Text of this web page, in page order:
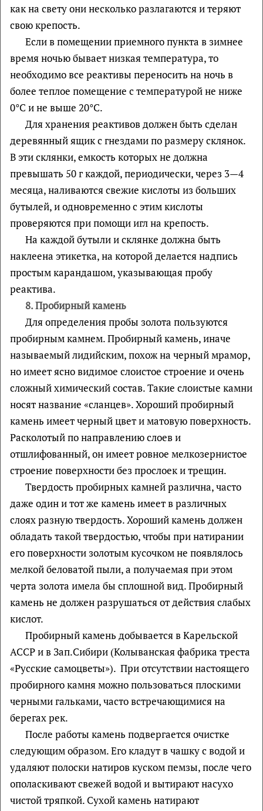
как на свету они несколько разлагаются и теряют
свою крепость.
Если в помещении приемного пункта в зимнее
время ночью бывает низкая температура, то
необходимо все реактивы переносить на ночь в
более теплое помещение с температурой не ниже
0°С и не выше 20°С.
Для хранения реактивов должен быть сделан
деревянный ящик с гнездами по размеру склянок.
В эти склянки, емкость которых не должна
превышать 50 г каждой, периодически, через 3—4
месяца, наливаются свежие кислоты из больших
бутылей, и одновременно с этим кислоты
проверяются при помощи игл на крепость.
На каждой бутыли и склянке должна быть
наклеена этикетка, на которой делается надпись
простым карандашом, указывающая пробу
реактива.
8.Пробирный камень
Для определения пробы золота пользуются
пробирным камнем. Пробирный камень, иначе
называемый лидийским, похож на черный мрамор,
но имеет ясно видимое слоистое строение и очень
сложный химический состав. Такие слоистые камни
носят название «сланцев». Хороший пробирный
камень имеет черный цвет и матовую поверхность.
Расколотый по направлению слоев и
отшлифованный, он имеет ровное мелкозернистое
строение поверхности без прослоек и трещин.
Твердость пробирных камней различна, часто
даже один и тот же камень имеет в различных
слоях разную твердость. Хороший камень должен
обладать такой твердостью, чтобы при натирании
его поверхности золотым кусочком не появлялось
мелкой беловатой пыли, а получаемая при этом
черта золота имела бы сплошной вид. Пробирный
камень не должен разрушаться от действия слабых
кислот.
Пробирный камень добывается в Карельской
АССР и в Зап.Сибири (Колыванская фабрика треста
«Русские самоцветы»). При отсутствии настоящего
пробирного камня можно пользоваться плоскими
черными гальками, часто встречающимися на
берегах рек.
После работы камень подвергается очистке
следующим образом. Его кладут в чашку с водой и
удаляют полоски натиров куском пемзы, после чего
ополаскивают свежей водой и вытирают насухо
чистой тряпкой. Сухой камень натирают